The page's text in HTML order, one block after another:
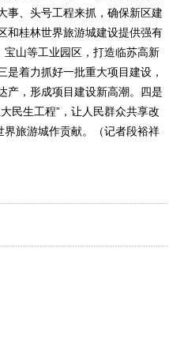
事、头号工程来抓，确保新区建
和桂林世界旅游城建设提供强有
宝山等工业园区，打造临苏高新
着力抓好一批重大项目建设，
产，形成项目建设新高潮。四是
民生工程”，让人民群众共享改
界旅游城作贡献。（记者段裕祥